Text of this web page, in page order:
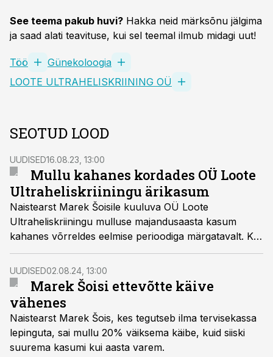
See teema pakub huvi? Hakka neid märksõnu jälgima
ja saad alati teavituse, kui sel teemal ilmub midagi uut!
Töö
Günekoloogia
LOOTE ULTRAHELISKRIINING OÜ
SEOTUD LOOD
UUDISED16.08.23, 13:00
Mullu kahanes kordades OÜ Loote
Ultraheliskriiningu ärikasum
Naistearst Marek Šoisile kuuluva OÜ Loote
Ultraheliskriiningu mulluse majandusaasta kasum
kahanes võrreldes eelmise perioodiga märgatavalt. Kui
eelmisel perioodil oli kasum 121 017, siis mullu oli see
26 384 eurot.
UUDISED02.08.24, 13:00
Marek Šoisi ettevõtte käive
vähenes
Naistearst Marek Šois, kes tegutseb ilma tervisekassa
lepinguta, sai mullu 20% väiksema käibe, kuid siiski
suurema kasumi kui aasta varem.